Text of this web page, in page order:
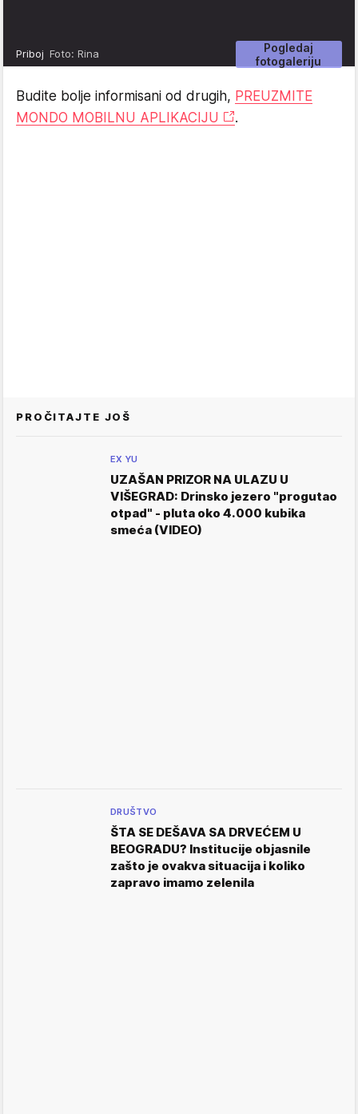
Pogledaj
fotogaleriju
Priboj Foto: Rina
Budite bolje informisani od drugih, PREUZMITE
MONDO MOBILNU APLIKACIJU
.
PROČITAJTE JOŠ
EX YU
UZAŠAN PRIZOR NA ULAZU U
VIŠEGRAD: Drinsko jezero "progutao
otpad" - pluta oko 4.000 kubika
smeća (VIDEO)
DRUŠTVO
ŠTA SE DEŠAVA SA DRVEĆEM U
BEOGRADU? Institucije objasnile
zašto je ovakva situacija i koliko
zapravo imamo zelenila